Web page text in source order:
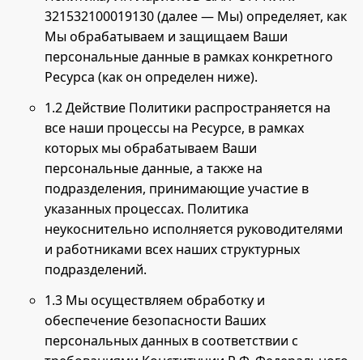
321532100019130(далее — Мы) определяет, как
Мы обрабатываем и защищаем Ваши
персональные данные в рамках конкретного
Ресурса (как он определен ниже).
1.2 Действие Политики распространяется на
все наши процессы на Ресурсе, в рамках
которых мы обрабатываем Ваши
персональные данные, а также на
подразделения, принимающие участие в
указанных процессах. Политика
неукоснительно исполняется руководителями
и работниками всех наших структурных
подразделений.
1.3 Мы осуществляем обработку и
обеспечение безопасности Ваших
персональных данных в соответствии с